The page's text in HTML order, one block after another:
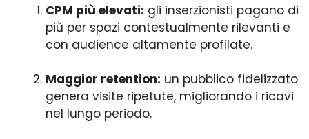
CPM più elevati: gli inserzionisti pagano di
più per spazi contestualmente rilevanti e
con audience altamente profilate.
Maggior retention: un pubblico fidelizzato
genera visite ripetute, migliorando i ricavi
nel lungo periodo.